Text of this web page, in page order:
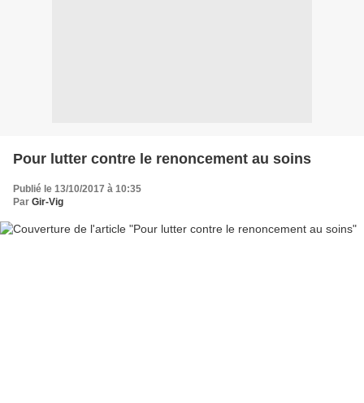
Pour lutter contre le renoncement au soins
Publié le 13/10/2017 à 10:35
Par Gir-Vig